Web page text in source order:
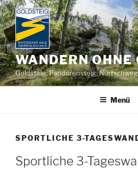
Zum
Inhalt
springen
WANDERN OHNE
Goldsteig, Pandurensteig, Nurtschweg
Menü
SPORTLICHE 3-
Sportliche 3-